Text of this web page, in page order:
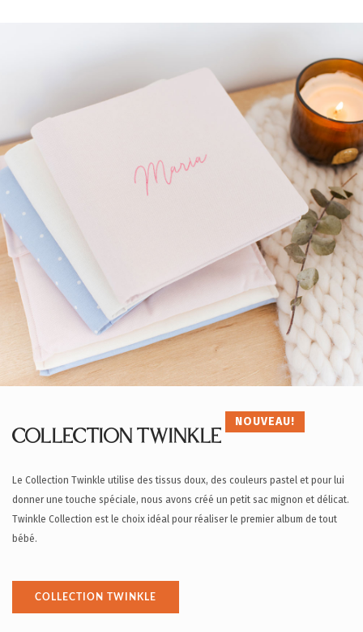
COLLECTION TWINKLE
NOUVEAU!
Le Collection Twinkle utilise des tissus doux, des couleurs pastel et pour lui
donner une touche spéciale, nous avons créé un petit sac mignon et délicat.
Twinkle Collection est le choix idéal pour réaliser le premier album de tout
bébé.
COLLECTION TWINKLE